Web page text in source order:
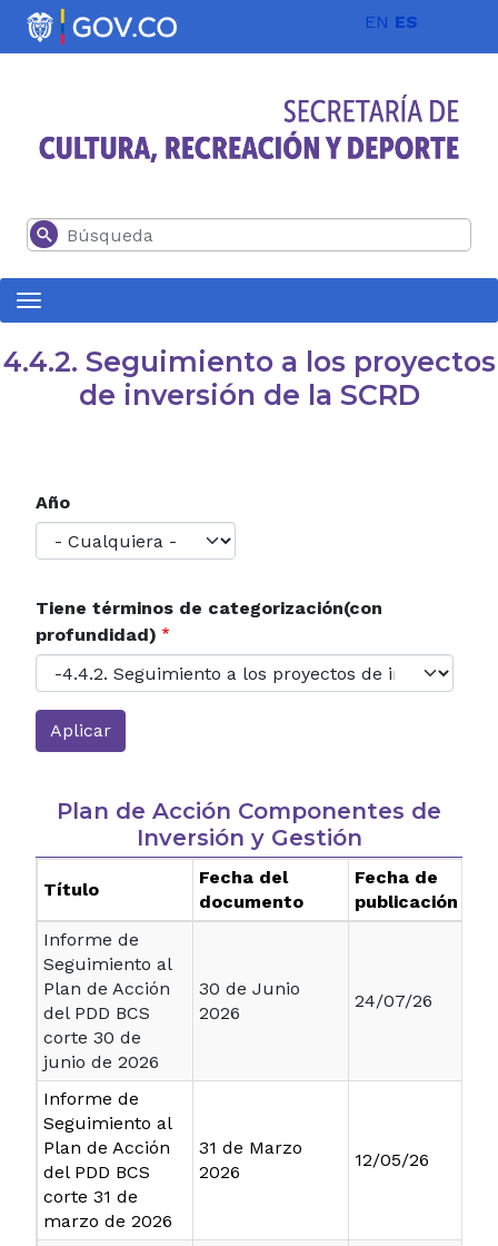
Pasar al contenido principal EN ES
Buscar
4.4.2. Seguimiento a los proyectos
de inversión de la SCRD
Año
Tiene términos de categorización(con
profundidad)
Plan de Acción Componentes de
Inversión y Gestión
Título
Fecha del
documento
Fecha de
publicación
Informe de
Seguimiento al
Plan de Acción
del PDD BCS
corte 30 de
junio de 2026
30 de Junio
2026
24/07/26
Informe de
Seguimiento al
Plan de Acción
del PDD BCS
corte 31 de
marzo de 2026
31 de Marzo
2026
12/05/26